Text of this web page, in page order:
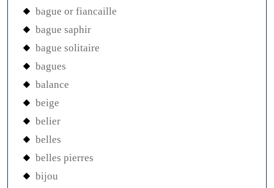
bague or fiancaille
bague saphir
bague solitaire
bagues
balance
beige
belier
belles
belles pierres
bijou